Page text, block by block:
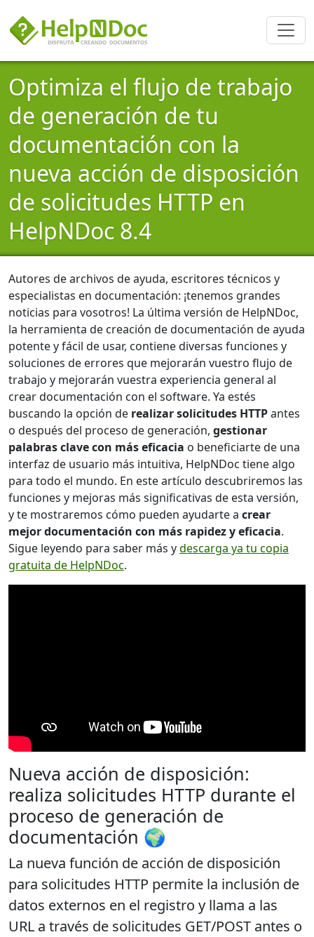
Optimiza el flujo de trabajo
de generación de tu
documentación con la
nueva acción de disposición
de solicitudes HTTP en
HelpNDoc 8.4
Autores de archivos de ayuda, escritores técnicos y
especialistas en documentación: ¡tenemos grandes
noticias para vosotros! La última versión de HelpNDoc,
la herramienta de creación de documentación de ayuda
potente y fácil de usar, contiene diversas funciones y
soluciones de errores que mejorarán vuestro flujo de
trabajo y mejorarán vuestra experiencia general al
crear documentación con el software. Ya estés
buscando la opción de realizar solicitudes HTTPantes
o después del proceso de generación, gestionar
palabras clave con más eficacia o beneficiarte de una
interfaz de usuario más intuitiva, HelpNDoc tiene algo
para todo el mundo. En este artículo descubriremos las
funciones y mejoras más significativas de esta versión,
y te mostraremos cómo pueden ayudarte a crear
mejor documentación con más rapidez y eficacia.
Sigue leyendo para saber más ydescarga ya tu copia
gratuita de HelpNDoc.
Nueva acción de disposición:
realiza solicitudes HTTP durante el
proceso de generación de
documentación 🌍
La nueva función de acción de disposición
para solicitudes HTTP permite la inclusión de
datos externos en el registro y llama a las
URL a través de solicitudes GET/POST antes o